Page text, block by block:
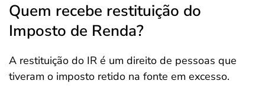
Quem recebe restituição do
Imposto de Renda?
A restituição do IR é um direito de pessoas que
tiveram o imposto retido na fonte em excesso.